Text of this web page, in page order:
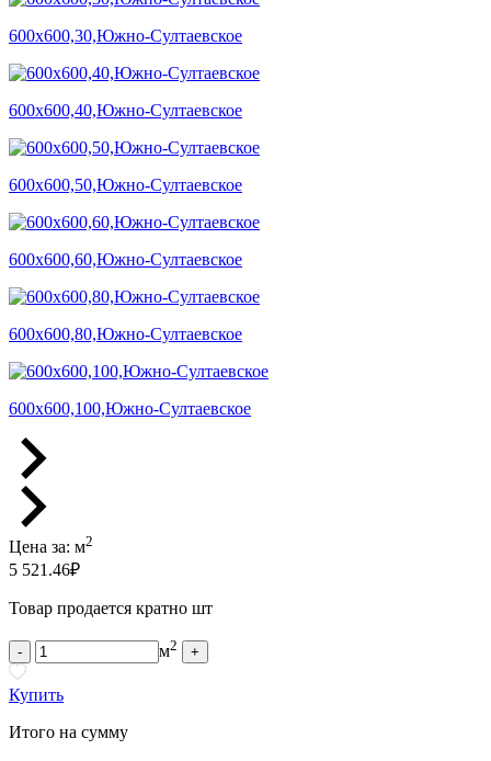
600х600,30,Южно-Султаевское
600х600,40,Южно-Султаевское
600х600,50,Южно-Султаевское
600х600,60,Южно-Султаевское
600х600,80,Южно-Султаевское
600х600,100,Южно-Султаевское
Цена за: м2
5 521.46₽
Товар продается кратно шт
- м2 +
Купить
Итого на сумму